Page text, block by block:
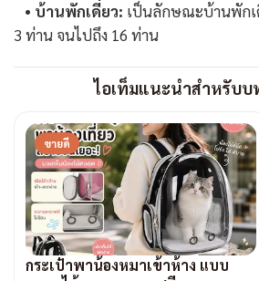
• บ้านพักเดี่ยว: เป็นลักษณะบ้านพัก
3 ท่าน จนไปถึง 16 ท่าน
ไอเท็มแนะนำสำหรับบ
ขายดี
กระเป๋าพาน้องหมาเข้าห้าง แบบ